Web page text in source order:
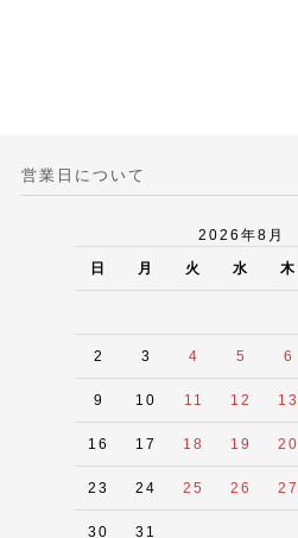
営業日について
2026年8月
日 月 火 水 木
2 3 4 5 6
9 10 11 12 13
16 17 18 19 20
23 24 25 26 27
30 31